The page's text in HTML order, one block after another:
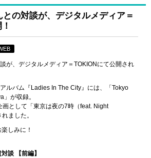
の対談が、デジタルメディア＝
が、デジタルメディア＝TOKIONにて公開され
ルバム『Ladies In The City』には、「Tokyo
が収録。
画として「東京は夜の7時（feat. Night
ました。
しみに！
談 【前編】